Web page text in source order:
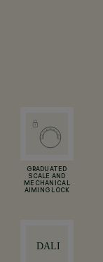
GRADUATED
SCALE AND
MECHANICAL
AIMING LOCK